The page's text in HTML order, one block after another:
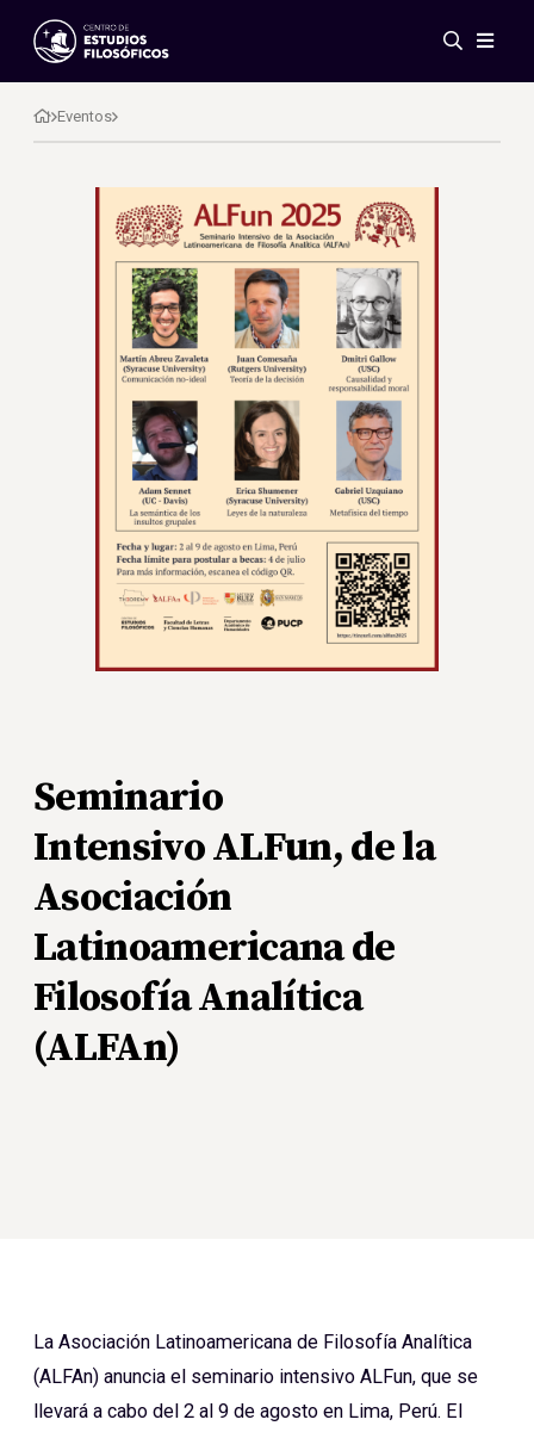
Eventos
Novedades
Investigación
Publicaciones
Acerca de nosotros
Reglamento
Eventos
Seminario
Intensivo ALFun, de la
Asociación
Latinoamericana de
Filosofía Analítica
(ALFAn)
La Asociación Latinoamericana de Filosofía Analítica
(ALFAn) anuncia el seminario intensivo ALFun, que se
llevará a cabo del 2 al 9 de agosto en Lima, Perú. El